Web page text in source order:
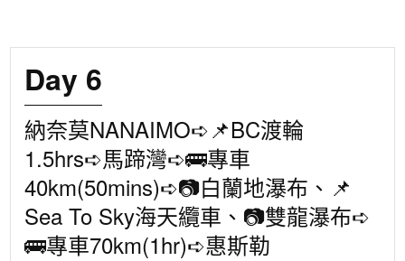
Day 6
納奈莫NANAIMO➪📌BC渡輪
1.5hrs➪馬蹄灣➪🚌專車
40km(50mins)➪📷白蘭地瀑布、📌
Sea To Sky海天纜車、📷雙龍瀑布➪
🚌專車70km(1hr)➪惠斯勒